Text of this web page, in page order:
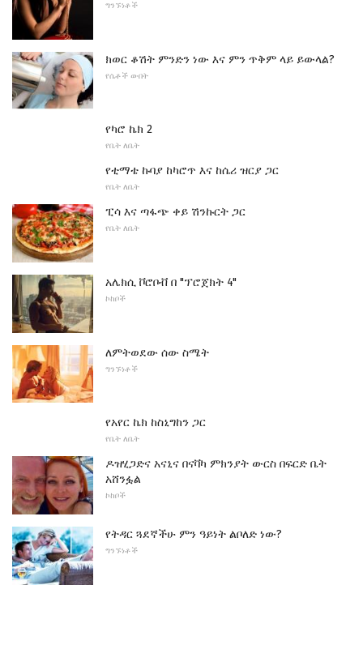
ግንኙነቶች
ክወር ቆሽት ምንድን ነው እና ምን ጥቅም ላይ ይውላል?
የሴቶች ውበት
የካሮ ኬክ 2
የቤት ለቤት
የቲማቴ ኩባያ ከካሮጥ እና ከሴሪ ዝርያ ጋር
የቤት ለቤት
ፒሳ እና ጣፋጭ ቀይ ሽንኩርት ጋር
የቤት ለቤት
አሌክሲ ቮሮቦቭ በ "ፕሮጀክት 4"
ኮከቦች
ለምትወደው ሰው ስሜት
ግንኙነቶች
የአየር ኬክ ከስኒግከን ጋር
የቤት ለቤት
ዶዝሂጋድና አናኒና በናቫካ ምክንያት ውርስ በፍርድ ቤት
አሸንፏል
ኮከቦች
የትዳር ጓደኛችሁ ምን ዓይነት ልቦለድ ነው?
ግንኙነቶች